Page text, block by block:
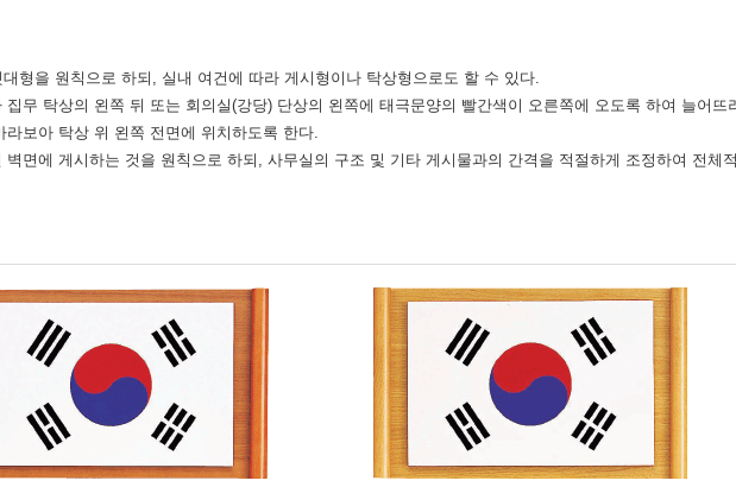
형을 원칙으로 하되, 실내 여건에 따라 게시형이나 탁상형으로도 할 수 있다.
집무 탁상의 왼쪽 뒤 또는 회의실(강당) 단상의 왼쪽에 태극문양의 빨간색이 오른쪽에 오도록 하여 늘어뜨
라보아 탁상 위 왼쪽 전면에 위치하도록 한다.
면에 게시하는 것을 원칙으로 하되, 사무실의 구조 및 기타 게시물과의 간격을 적절하게 조정하여 전체